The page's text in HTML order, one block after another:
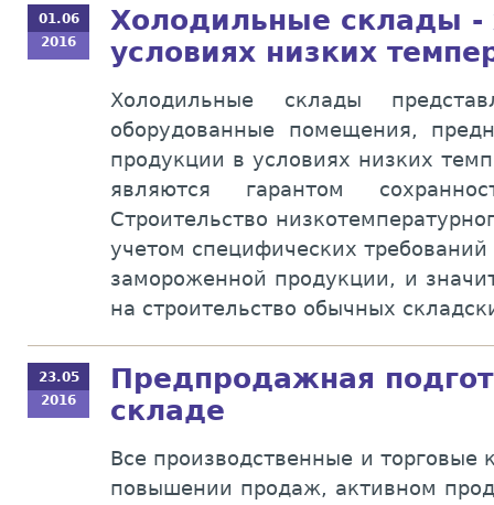
01.06
2016
Холодильные склады -
условиях низких
Холодильные склады
оборудованные помещения,
продукции в условиях низких
являются гарантом
Строительство
учетом специфических
замороженной продукции, и
на строительство обычных
23.05
2016
Предпродажная
складе
Все производственные и торговые
повышении продаж, активном